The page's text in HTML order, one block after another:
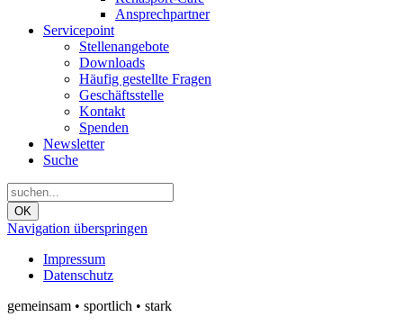
Ansprechpartner
Servicepoint
Stellenangebote
Downloads
Häufig gestellte Fragen
Geschäftsstelle
Kontakt
Spenden
Newsletter
Suche
OK
Navigation überspringen
Impressum
Datenschutz
gemeinsam • sportlich • stark